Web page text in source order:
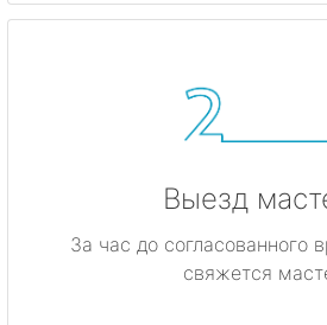
Выезд
За час до согласованного
свяжется